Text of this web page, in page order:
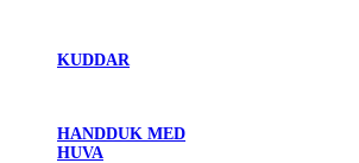
KUDDAR
HANDDUK MED
HUVA